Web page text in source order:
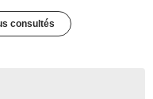
consultés